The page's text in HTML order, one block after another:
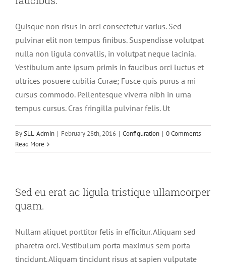
Quisque non risus in orci consectetur varius. Sed
pulvinar elit non tempus finibus. Suspendisse volutpat
nulla non ligula convallis, in volutpat neque lacinia.
Vestibulum ante ipsum primis in faucibus orci luctus et
ultrices posuere cubilia Curae; Fusce quis purus a mi
cursus commodo. Pellentesque viverra nibh in urna
tempus cursus. Cras fringilla pulvinar felis. Ut
BySLL-Admin | February 28th, 2016 | Configuration | 0 Comments
Read More
Sed eu erat ac ligula tristique ullamcorper
quam.
Nullam aliquet porttitor felis in efficitur. Aliquam sed
pharetra orci. Vestibulum porta maximus sem porta
tincidunt. Aliquam tincidunt risus at sapien vulputate